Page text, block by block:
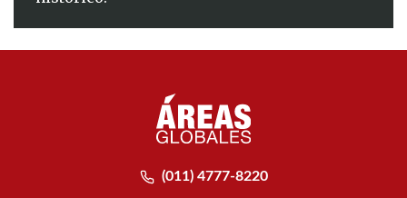
(011) 4777-8220